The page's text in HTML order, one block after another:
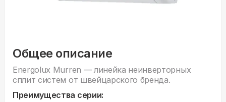
Общее описание
Energolux Murren — линейка неинверторных
сплит систем от швейцарского бренда.
Преимущества серии: